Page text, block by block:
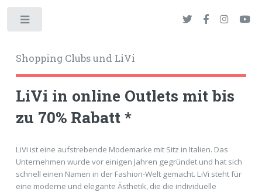
Shopping Clubs und LiVi
LiVi in online Outlets mit bis
zu 70% Rabatt *
LiVi ist eine aufstrebende Modemarke mit Sitz in Italien. Das
Unternehmen wurde vor einigen Jahren gegründet und hat sich
schnell einen Namen in der Fashion-Welt gemacht. LiVi steht für
eine moderne und elegante Ästhetik, die die individuelle